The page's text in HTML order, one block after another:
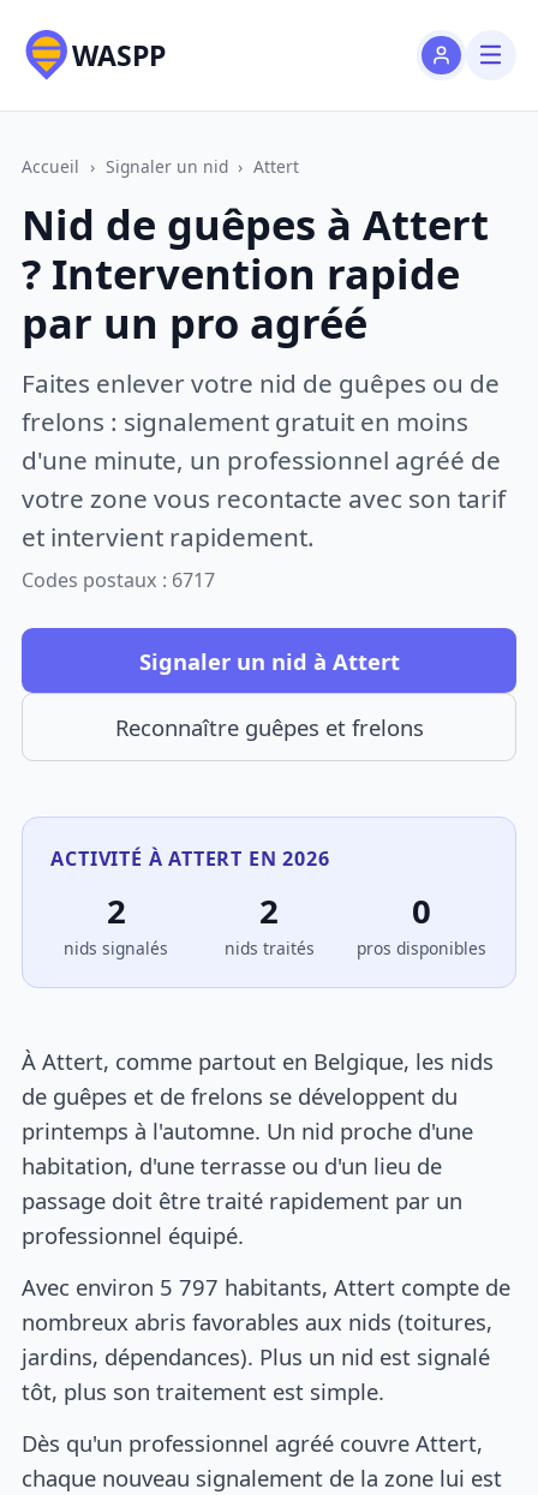
WASPP
Accueil › Signaler un nid › Attert
Nid de guêpes à Attert
? Intervention rapide
par un pro agréé
Faites enlever votre nid de guêpes ou de
frelons : signalement gratuit en moins
d'une minute, un professionnel agréé de
votre zone vous recontacte avec son tarif
et intervient rapidement.
Codes postaux : 6717
Signaler un nid à Attert
Reconnaître guêpes et frelons
ACTIVITÉ À ATTERT EN 2026
2
nids signalés
2
nids traités
0
pros disponibles
À Attert, comme partout en Belgique, les nids
de guêpes et de frelons se développent du
printemps à l'automne. Un nid proche d'une
habitation, d'une terrasse ou d'un lieu de
passage doit être traité rapidement par un
professionnel équipé.
Avec environ 5 797 habitants, Attert compte de
nombreux abris favorables aux nids (toitures,
jardins, dépendances). Plus un nid est signalé
tôt, plus son traitement est simple.
Dès qu'un professionnel agréé couvre Attert,
chaque nouveau signalement de la zone lui est